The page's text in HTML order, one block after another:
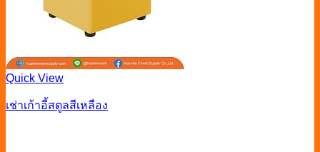
Quick View
เช่าเก้าอี้สตูลสีเหลือง